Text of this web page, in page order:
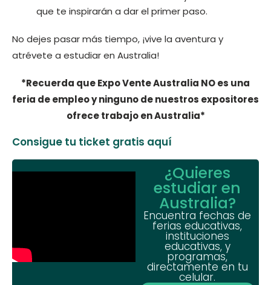
que te inspirarán a dar el primer paso.
No dejes pasar más tiempo, ¡vive la aventura y
atrévete a estudiar en Australia!
*Recuerda que Expo Vente Australia NO es una
feria de empleo y ninguno de nuestros expositores
ofrece trabajo en Australia*
Consigue tu ticket gratis aquí
¿Quieres
estudiar en
Australia?
Encuentra fechas de
ferias educativas,
instituciones
educativas, y
programas,
directamente en tu
celular.